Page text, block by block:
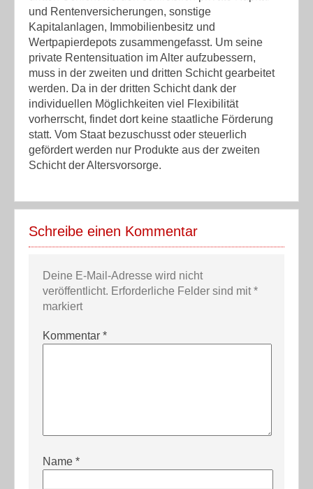
und Rentenversicherungen, sonstige
Kapitalanlagen, Immobilienbesitz und
Wertpapierdepots zusammengefasst. Um seine
private Rentensituation im Alter aufzubessern,
muss in der zweiten und dritten Schicht gearbeitet
werden. Da in der dritten Schicht dank der
individuellen Möglichkeiten viel Flexibilität
vorherrscht, findet dort keine staatliche Förderung
statt. Vom Staat bezuschusst oder steuerlich
gefördert werden nur Produkte aus der zweiten
Schicht der Altersvorsorge.
Schreibe einen Kommentar
Deine E-Mail-Adresse wird nicht
veröffentlicht. Erforderliche Felder sind mit*
markiert
Kommentar *
Name *